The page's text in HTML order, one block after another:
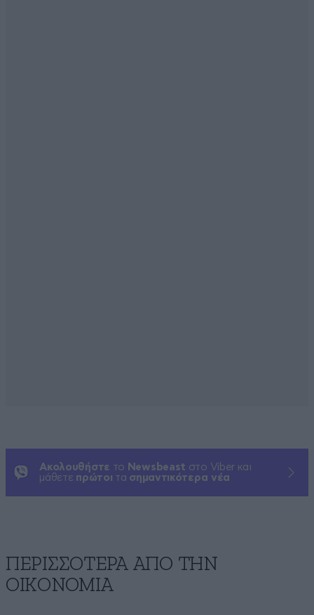
Ακολουθήστε το Newsbeast στο Viber και
μάθετε πρώτοι τα σημαντικότερα νέα
ΠΕΡΙΣΣΟΤΕΡΑ ΑΠΟ ΤΗΝ
ΟΙΚΟΝΟΜΙΑ